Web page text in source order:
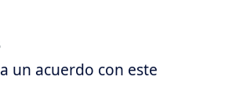
un acuerdo con este